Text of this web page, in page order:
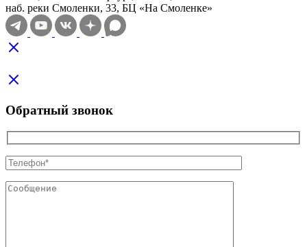
наб. реки Смоленки, 33, БЦ «На Смоленке»
Обратный звонок